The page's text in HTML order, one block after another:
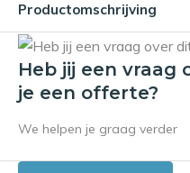
Productomschrijving
Heb jij een
je een offerte?
We helpen je graag verder